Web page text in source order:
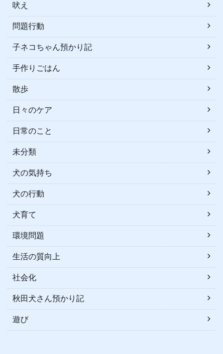
吠え
問題行動
子ネコちゃん預かり記
手作りごはん
散歩
日々のケア
日常のこと
未分類
犬の気持ち
犬の行動
犬育て
環境問題
生活の質向上
社会化
秋田犬さん預かり記
遊び